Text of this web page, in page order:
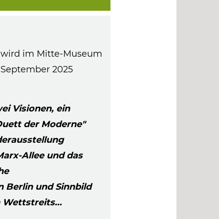
im Mitte-Museum
2025
Visionen, ein
der Moderne"
Allee und das
Berlin und Sinnbild
Wettstreits…